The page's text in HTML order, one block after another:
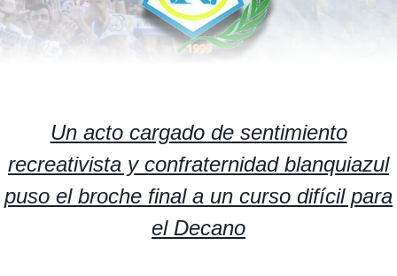
Un acto cargado de sentimiento
recreativista y confraternidad blanquiazul
puso el broche final a un curso difícil para
el Decano